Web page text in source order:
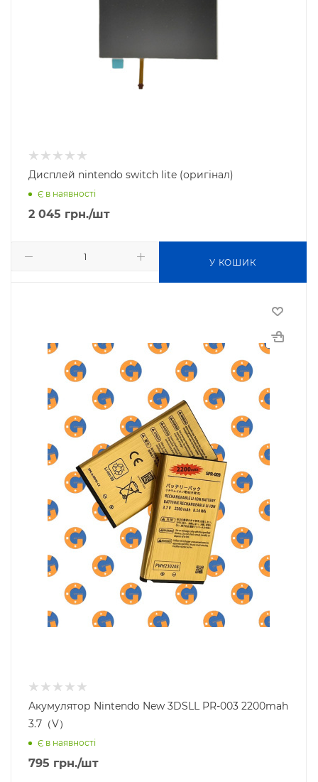
Дисплей nintendo switch lite (оригінал)
Є в наявності
2 045 грн./шт
У КОШИК
Акумулятор Nintendo New 3DSLL PR-003 2200mah
3.7（V）
Є в наявності
795 грн./шт